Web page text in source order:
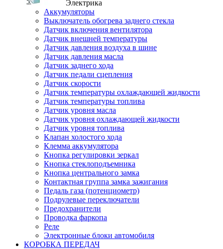
Электрика
Аккумуляторы
Выключатель обогрева заднего стекла
Датчик включения вентилятора
Датчик внешней температуры
Датчик давления воздуха в шине
Датчик давления масла
Датчик заднего хода
Датчик педали сцепления
Датчик скорости
Датчик температуры охлаждающей жидкости
Датчик температуры топлива
Датчик уровня масла
Датчик уровня охлаждающей жидкости
Датчик уровня топлива
Клапан холостого хода
Клемма аккумулятора
Кнопка регулировки зеркал
Кнопка стеклоподъемника
Кнопка центрального замка
Контактная группа замка зажигания
Педаль газа (потенциометр)
Подрулевые переключатели
Предохранители
Проводка фаркопа
Реле
Электронные блоки автомобиля
КОРОБКА ПЕРЕДАЧ